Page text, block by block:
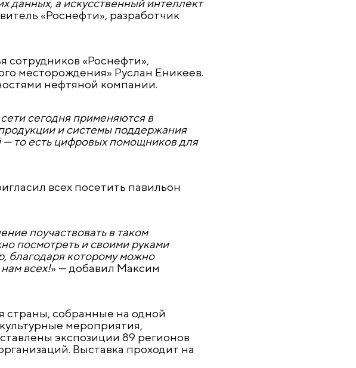
данных, а искусственный интеллект
«Роснефти», разработчик
сотрудников «Роснефти»,
месторождения» Руслан Еникеев.
нефтяной компании.
сегодня применяются в
и системы поддержания
то есть цифровых помощников для
всех посетить павильон
поучаствовать в таком
посмотреть и своими руками
благодаря которому можно
всех!» — добавил Максим
страны, собранные на одной
мероприятия,
экспозиции 89 регионов
Выставка проходит на